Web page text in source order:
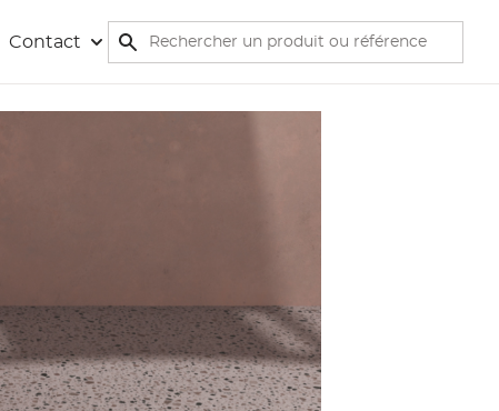
Contact
Rechercher
Rechercher